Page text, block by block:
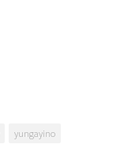
yungayino